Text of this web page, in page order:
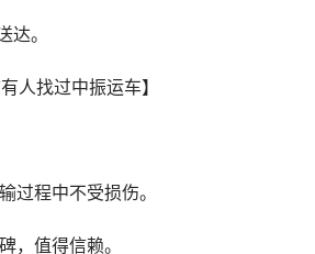
。
过程中不受损伤。
，值得信赖。